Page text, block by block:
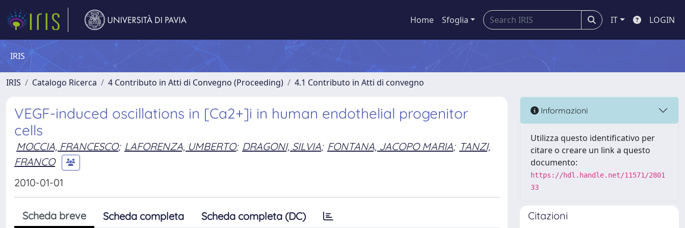
Home Sfoglia IT LOGIN
IRIS
IRIS Catalogo Ricerca 4 Contributo in Atti di Convegno (Proceeding) 4.1 Contributo in Atti di convegno
VEGF-induced oscillations in [Ca2+]i in human endothelial progenitor
cells
MOCCIA, FRANCESCO; LAFORENZA, UMBERTO; DRAGONI, SILVIA; FONTANA, JACOPO MARIA; TANZI,
FRANCO
2010-01-01
Scheda breve Scheda completa Scheda completa (DC)
Informazioni
Utilizza questo identificativo per
citare o creare un link a questo
documento:
https://hdl.handle.net/11571/2801
33
Citazioni